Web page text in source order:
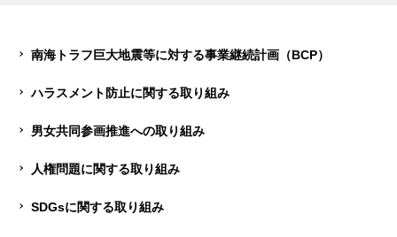
南海トラフ巨大地震等に対する事業継続計画（BCP）
ハラスメント防止に関する取り組み
男女共同参画推進への取り組み
人権問題に関する取り組み
SDGsに関する取り組み